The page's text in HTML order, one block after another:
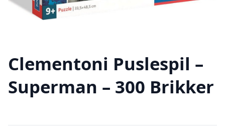
Clementoni Puslespil –
Superman – 300 Brikker